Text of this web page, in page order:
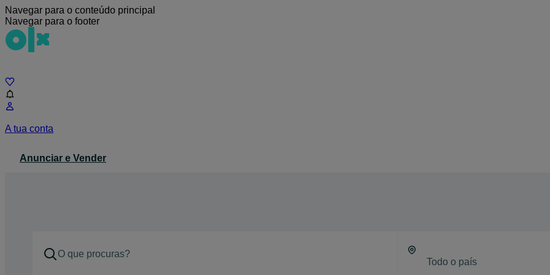
Navegar para o conteúdo principal
Navegar para o footer
A tua conta
Anunciar e Vender